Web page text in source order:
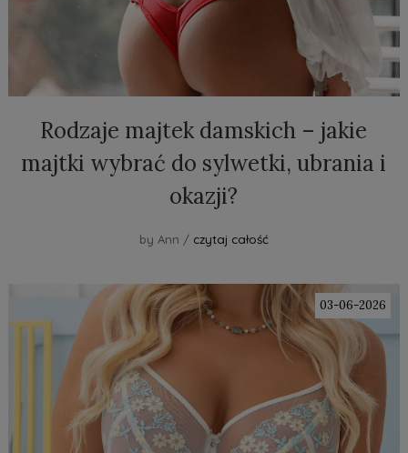
Rodzaje majtek damskich – jakie
majtki wybrać do sylwetki, ubrania i
okazji?
by Ann / czytaj całość
03-06-2026